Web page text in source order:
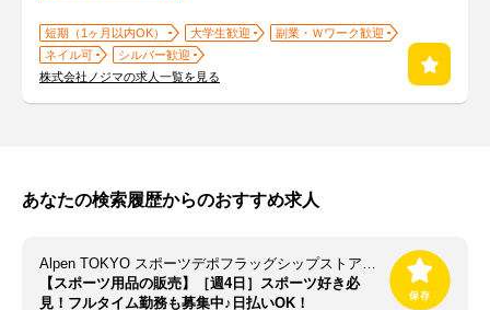
短期（1ヶ月以内OK） 大学生歓迎
副業・Ｗワーク歓迎
ネイル可
シルバー歓迎
株式会社ノジマの求人一覧を見る
あなたの検索履歴からのおすすめ求人
Alpen TOKYO スポーツデポフラッグシップストア新宿店
【スポーツ用品の販売】［週4日］スポーツ好き必
見！フルタイム勤務も募集中♪日払いOK！